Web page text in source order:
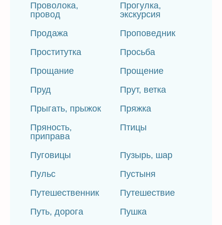
Проволока,
провод
Прогулка,
экскурсия
Продажа
Проповедник
Проститутка
Просьба
Прощание
Прощение
Пруд
Прут, ветка
Прыгать, прыжок
Пряжка
Пряность,
приправа
Птицы
Пуговицы
Пузырь, шар
Пульс
Пустыня
Путешественник
Путешествие
Путь, дорога
Пушка